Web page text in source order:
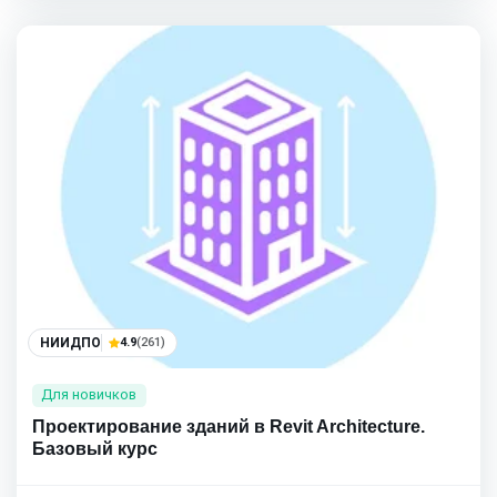
НИИДПО 4.9(261)
Для новичков
Проектирование зданий в Revit Architecture.
Базовый курс